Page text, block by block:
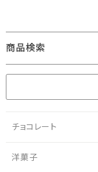
商品検索
チョコレート
洋菓子